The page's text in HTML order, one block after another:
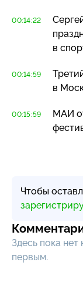
00:14:22
в
00:14:59
в
00:15:59 МАИ
Чтобы
Здесь пока
первым.